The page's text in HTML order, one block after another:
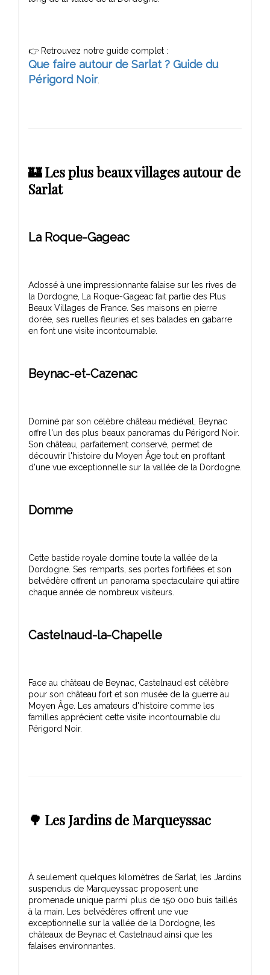
Que faire autour de Sarlat ? Guide du
Périgord Noir
🏰 Les plus beaux villages autour de
Sarlat
La Roque-Gageac
Adossé à une impressionnante falaise sur les rives de
la Dordogne, La Roque-Gageac fait partie des Plus
Beaux Villages de France. Ses maisons en pierre
dorée, ses ruelles fleuries et ses balades en gabarre
Beynac-et-Cazenac
Dominé par son célèbre château médiéval, Beynac
offre l'un des plus beaux panoramas du Périgord Noir.
Son château, parfaitement conservé, permet de
découvrir l'histoire du Moyen Âge tout en profitant
Domme
Cette bastide royale domine toute la vallée de la
Dordogne. Ses remparts, ses portes fortifiées et son
belvédère offrent un panorama spectaculaire qui attire
Castelnaud-la-Chapelle
Face au château de Beynac, Castelnaud est célèbre
pour son château fort et son musée de la guerre au
Moyen Âge. Les amateurs d'histoire comme les
familles apprécient cette visite incontournable du
🌳 Les Jardins de Marqueyssac
À seulement quelques kilomètres de Sarlat, les Jardins
suspendus de Marqueyssac proposent une
promenade unique parmi plus de 150 000 buis taillés
à la main. Les belvédères offrent une vue
exceptionnelle sur la vallée de la Dordogne, les
châteaux de Beynac et Castelnaud ainsi que les